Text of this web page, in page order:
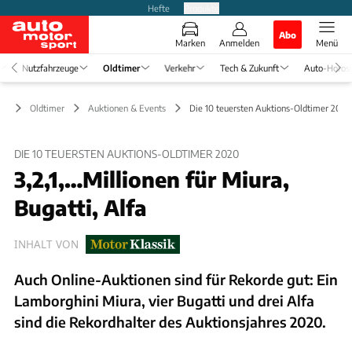
Hefte
Marken Anmelden
Abo
Menü
Nutzfahrzeuge Oldtimer Verkehr Tech & Zukunft Auto-
Oldtimer Auktionen & Events Die 10 teuersten Auktions-Oldtimer 2020
DIE 10 TEUERSTEN AUKTIONS-OLDTIMER 2020
3,2,1,…Millionen für Miura,
Bugatti, Alfa
INHALT VON
Auch Online-Auktionen sind für Rekorde gut: Ein
Lamborghini Miura, vier Bugatti und drei Alfa
sind die Rekordhalter des Auktionsjahres 2020.